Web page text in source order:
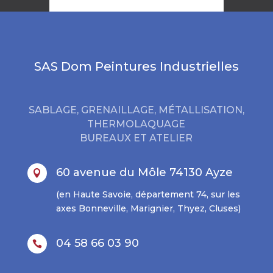
SAS Dom Peintures Industrielles
SABLAGE, GRENAILLAGE, MÉTALLISATION,
THERMOLAQUAGE
BUREAUX ET ATELIER
 60 avenue du Môle 74130 Ayze
(en Haute Savoie, département 74, sur les
axes Bonneville, Marignier, Thyez, Cluses)
 04 58 66 03 90